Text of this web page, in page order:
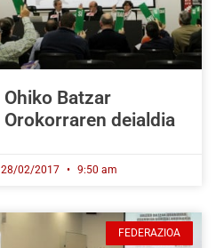
Ohiko Batzar
Orokorraren deialdia
28/02/2017 9:50 am
FEDERAZIOA